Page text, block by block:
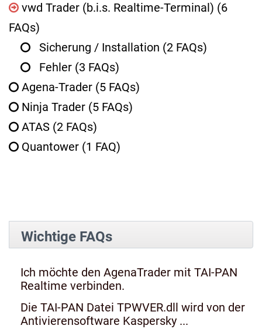
vwd Trader (b.i.s. Realtime-Terminal) (6
FAQs)
Sicherung / Installation (2 FAQs)
Fehler (3 FAQs)
Agena-Trader (5 FAQs)
Ninja Trader (5 FAQs)
ATAS (2 FAQs)
Quantower (1 FAQ)
Wichtige FAQs
Ich möchte den AgenaTrader mit TAI-PAN
Realtime verbinden.
Die TAI-PAN Datei TPWVER.dll wird von der
Antivierensoftware Kaspersky ...